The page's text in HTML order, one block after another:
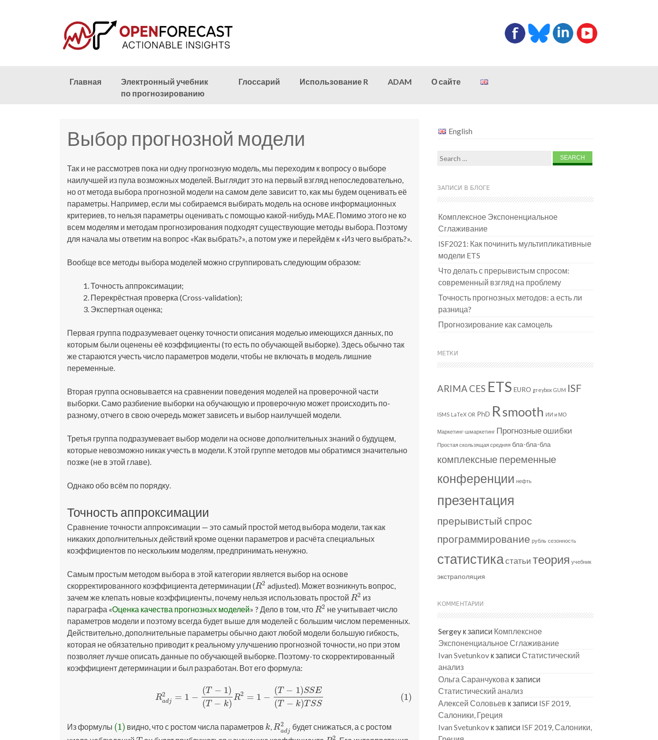
Skip
Главная
Электронный учебник
по прогнозированию
Глоссарий Использование R ADAM О сайте
Выбор прогнозной модели
Так и не рассмотрев пока ни одну прогнозную модель, мы переходим к вопросу о выборе
наилучшей из пула возможных моделей. Выглядит это на первый взгляд непоследовательно,
но от метода выбора прогнозной модели на самом деле зависит то, как мы будем оценивать её
параметры. Например, если мы собираемся выбирать модель на основе информационных
критериев, то нельзя параметры оценивать с помощью какой-нибудь MAE. Помимо этого не ко
всем моделям и методам прогнозирования подходят существующие методы выбора. Поэтому
для начала мы ответим на вопрос «Как выбрать?», а потом уже и перейдём к «Из чего выбрать?».
Вообще все методы выбора моделей можно сгруппировать следующим образом:
Точность аппроксимации;
Перекрёстная проверка (Cross-validation);
Экспертная оценка;
Первая группа подразумевает оценку точности описания моделью имеющихся данных, по
которым были оценены её коэффициенты (то есть по обучающей выборке). Здесь обычно так
же стараются учесть число параметров модели, чтобы не включать в модель лишние
переменные.
Вторая группа основывается на сравнении поведения моделей на проверочной части
выборки. Само разбиение выборки на обучающую и проверочную может происходить по-
разному, отчего в свою очередь может зависеть и выбор наилучшей модели.
Третья группа подразумевает выбор модели на основе дополнительных знаний о будущем,
которые невозможно никак учесть в модели. К этой группе методов мы обратимся значительно
позже (не в этой главе).
Однако обо всём по порядку.
Точность аппроксимации
Сравнение точности аппроксимации — это самый простой метод выбора модели, так как
никаких дополнительных действий кроме оценки параметров и расчёта специальных
коэффициентов по нескольким моделям, предпринимать ненужно.
Самым простым методом выбора в этой категории является выбор на основе
скорректированного коэффициента детерминации (R2
R2 adjusted). Может возникнуть вопрос,
зачем же клепать новые коэффициенты, почему нельзя использовать простой R2
R2 из
параграфа «Оценка качества прогнозных моделей» ? Дело в том, чтоR2
R2 не учитывает число
параметров модели и поэтому всегда будет выше для моделей с большим числом переменных.
Действительно, дополнительные параметры обычно дают любой модели большую гибкость,
которая не обязательно приводит к реальному улучшению прогнозной точности, но при этом
позволяет лучше описать данные по обучающей выборке. Поэтому-то скорректированный
коэффициент детерминации и был разработан. Вот его формула:
R2
adj = 1 −
(T − 1)
(T − k)
R2 = 1 −
(T − 1)SSE
(T − k)T SS
(1)
(1) R a dj2 = 1− T−1)(T−k )R2 =1 −( T− 1)SSE(T−k)TSS
Из формулы (1)
(1) видно, что с ростом числа параметров k
k R2
adj
Radj 2будет снижаться, а с ростом
2
English
Search
ЗАПИСИ В БЛОГЕ
Комплексное Экспоненциальное
Сглаживание
ISF2021: Как починить мультипликативные
модели ETS
Что делать с прерывистым спросом:
современный взгляд на проблему
Точность прогнозных методов: а есть ли
разница?
Прогнозирование как самоцель
МЕТКИ
ARIMA CES ETS EURO greybox GUM ISF
ISMS LaTeX OR PhD Rsmooth ИИ и МО
Маркетинг-шмаркетинг Прогнозные ошибки
Простая скользящая средняя бла-бла-бла
комплексные переменные
конференции нефть
презентация
прерывистый спрос
программирование рубль сезонность
статистикастатьитеория учебник
экстраполяция
КОММЕНТАРИИ
Sergey к записи Комплексное
Экспоненциальное Сглаживание
Ivan Svetunkov к записи Статистический
анализ
Ольга Саранчукова к записи
Статистический анализ
Алексей Соловьев к записи ISF 2019,
Салоники, Греция
Ivan Svetunkov к записи ISF 2019, Салоники,